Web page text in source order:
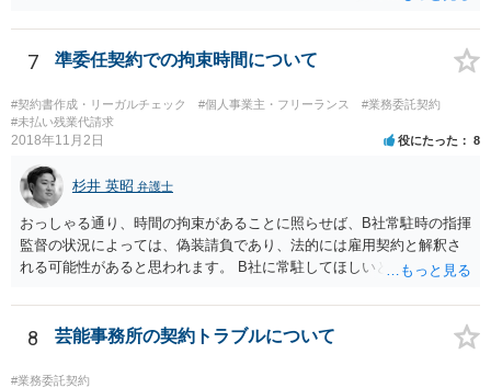
7 準委任契約での拘束時間について
#契約書作成・リーガルチェック #個人事業主・フリーランス
#業務委託契約
#未払い残業代請求
2018年11月2日 役にたった 8
杉井 英昭 弁護士
おっしゃる通り、時間の拘束があることに照らせば、B社常駐時の指揮
監督の状況によっては、偽装請負であり、法的には雇用契約と解釈さ
れる可能性があると思われます。 B社に常駐してほしいと先方が求め
ば、折衷的な提案として、「突発的な質問に対応できるように、基本
的には１０時〜１９時はできるだけB社にいるよう努力はします。た
し、B社常駐時であっても本件以外の仕事もさせてもらうことになりま
8 芸能事務所の契約トラブルについて
#業務委託契約